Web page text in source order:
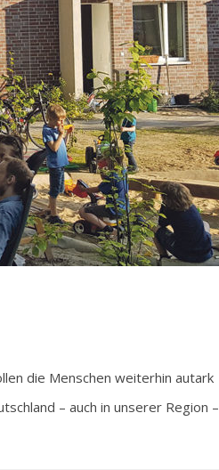
die Menschen weiterhin autark
– auch in unserer Region –